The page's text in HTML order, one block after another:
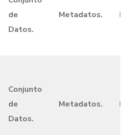
de
Datos.
Metadatos.
Conjunto
de
Datos.
Metadatos.